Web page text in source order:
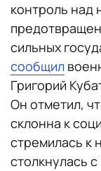
контроль над
сильных
сообщил
Григорий
Он отметил,
склонна к
стремилась к
столкнулась